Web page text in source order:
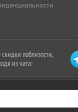
поблизости,
из чата: